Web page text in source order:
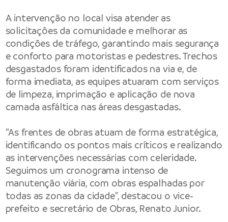
A intervenção no local visa atender as
solicitações da comunidade e melhorar as
condições de tráfego, garantindo mais segurança
e conforto para motoristas e pedestres. Trechos
desgastados foram identificados na via e, de
forma imediata, as equipes atuaram com serviços
de limpeza, imprimação e aplicação de nova
camada asfáltica nas áreas desgastadas.
“As frentes de obras atuam de forma estratégica,
identificando os pontos mais críticos e realizando
as intervenções necessárias com celeridade.
Seguimos um cronograma intenso de
manutenção viária, com obras espalhadas por
todas as zonas da cidade”, destacou o vice-
prefeito e secretário de Obras, Renato Junior.